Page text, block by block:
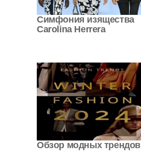
Симфония изящества
Carolina Herrera
Обзор модных трендов